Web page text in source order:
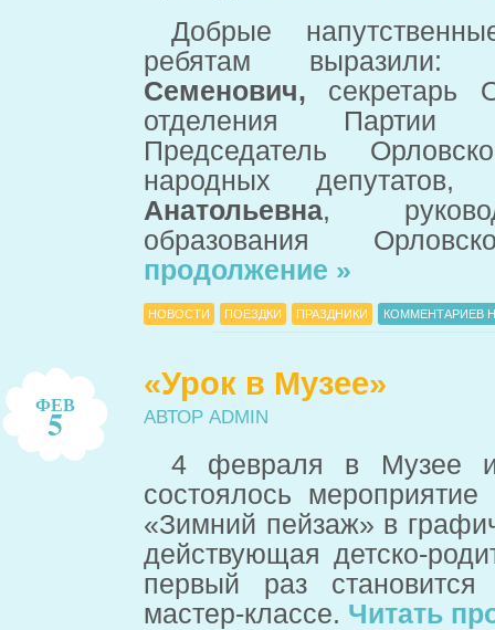
Добрые
ребятам
Семенович, cекретарь
отделения
Председатель
народных
Анатольевна,
образования
продолжение »
НОВОСТИ ПОЕЗДКИ ПРАЗДНИКИ КОММЕНТАРИЕВ
ФЕВ
5
«Урок в Музее»
АВТОР ADMIN
4 февраля в Музее
состоялось
«Зимний пейзаж» в
действующая детско-
первый раз
мастер-классе. Читать